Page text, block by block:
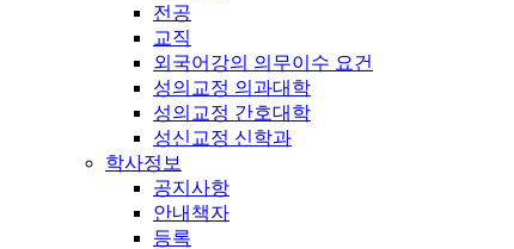
전공
교직
외국어강의 의무이수 요건
성의교정 의과대학
성의교정 간호대학
성신교정 신학과
학사정보
공지사항
안내책자
등록